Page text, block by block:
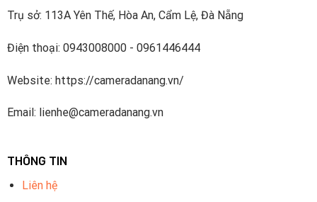
Trụ sở: 113A Yên Thế, Hòa An, Cẩm Lệ, Đà Nẵng
Điện thoại: 0943008000 - 0961446444
Website: https://cameradanang.vn/
Email: lienhe@cameradanang.vn
THÔNG TIN
Liên hệ